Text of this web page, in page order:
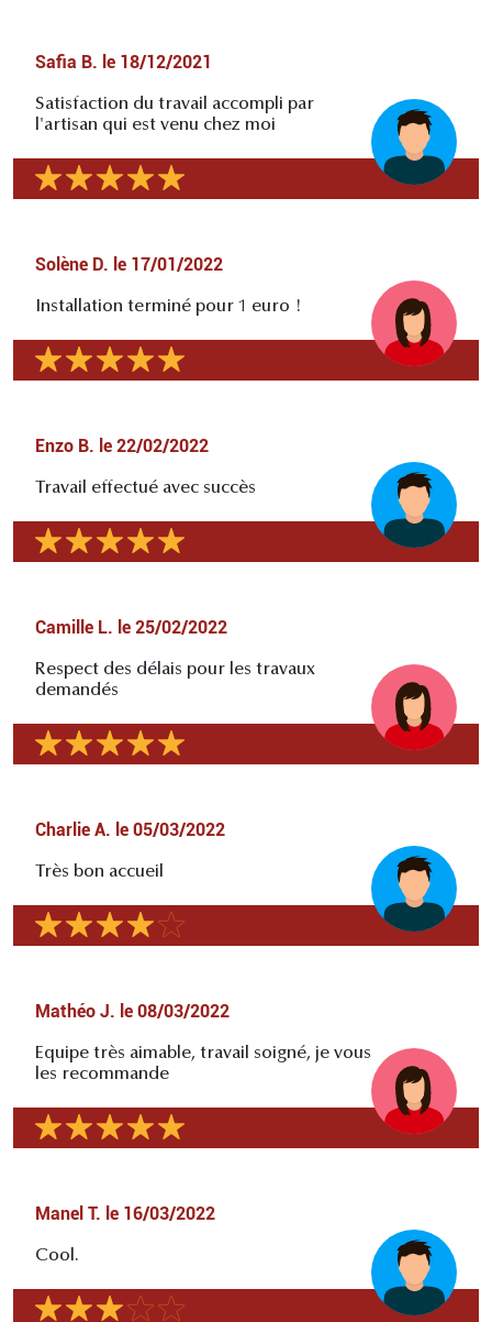
Safia B. le 18/12/2021
Satisfaction du travail accompli par
l'artisan qui est venu chez moi
Solène D. le 17/01/2022
Installation terminé pour 1 euro !
Enzo B. le 22/02/2022
Travail effectué avec succès
Camille L. le 25/02/2022
Respect des délais pour les travaux
demandés
Charlie A. le 05/03/2022
Très bon accueil
Mathéo J. le 08/03/2022
Equipe très aimable, travail soigné, je vous
les recommande
Manel T. le 16/03/2022
Cool.